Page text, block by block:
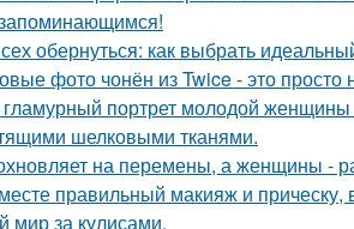
обернуться: как выбрать
фото чонён из Twice - это просто
портрет молодой
шелковыми тканями.
на перемены, а женщины -
правильный макияж и
мир за кулисами.